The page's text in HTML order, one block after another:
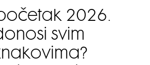
2026.
svim